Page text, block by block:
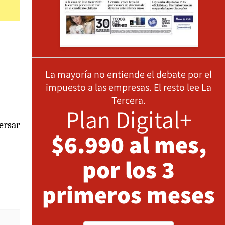
La mayoría no entiende el debate por el
impuesto a las empresas. El resto lee La
Tercera.
Plan Digital+
$6.990 al mes,
por los 3
primeros meses